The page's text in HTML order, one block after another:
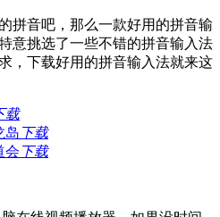
拼音吧，那么一款好用的拼音输
意挑选了一些不错的拼音输入法
，下载好用的拼音输入法就来这
载
岛 下载
会 下载